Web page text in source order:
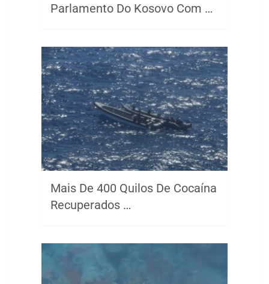
Parlamento Do Kosovo Com …
Mais De 400 Quilos De Cocaína
Recuperados …